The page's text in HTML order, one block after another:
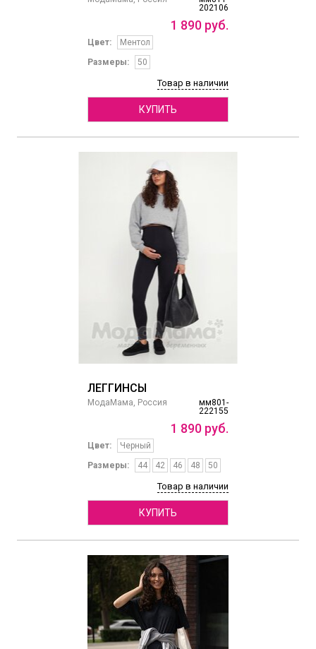
202106
1 890 руб.
Цвет:
Ментол
Размеры:
50
Товар в наличии
КУПИТЬ
ЛЕГГИНСЫ
мм801-
222155
МодаМама, Россия
1 890 руб.
Цвет:
Черный
Размеры:
44 42 46 48 50
Товар в наличии
КУПИТЬ